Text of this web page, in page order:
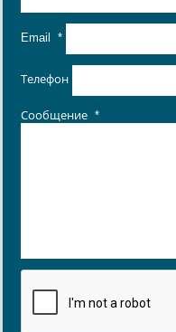
Email *
Телефон
Сообщение *